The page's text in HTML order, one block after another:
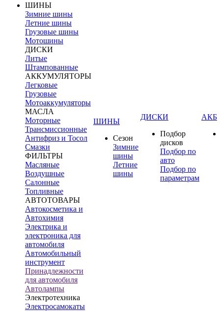
ШИНЫ
Зимние шины
Летние шины
Грузовые шины
Мотошины
ДИСКИ
Литые
Штампованные
АККУМУЛЯТОРЫ
Легковые
Грузовые
Мотоаккумуляторы
МАСЛА
Моторные
Трансмиссионные
Антифриз и Тосол
Смазки
ФИЛЬТРЫ
Масляные
Воздушные
Салонные
Топливные
АВТОТОВАРЫ
Автокосметика и
Автохимия
Электрика и
электроника для
автомобиля
Автомобильный
инструмент
Принадлежности
для автомобиля
Автолампы
Электротехника
Электросамокаты
ШИНЫ
Сезон
Зимние
шины
Летние
шины
ДИСКИ
Подбор
дисков
Подбор по
авто
Подбор по
параметрам
АКБ